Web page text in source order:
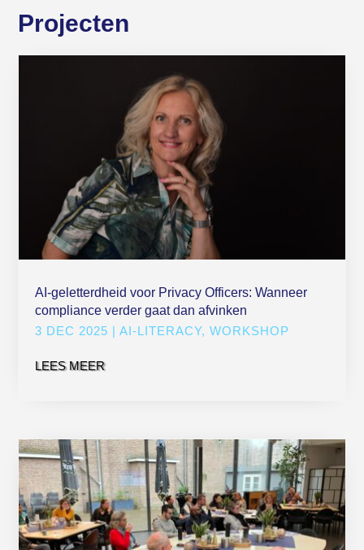
Projecten
AI-geletterdheid voor Privacy Officers: Wanneer
compliance verder gaat dan afvinken
3 DEC 2025 |AI-LITERACY,WORKSHOP
LEES MEER